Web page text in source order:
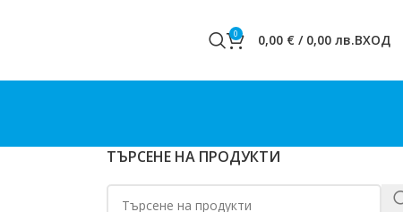
0 0,00 € / 0,00 лв.ВХОД
ТЪРСЕНЕ НА ПРОДУКТИ